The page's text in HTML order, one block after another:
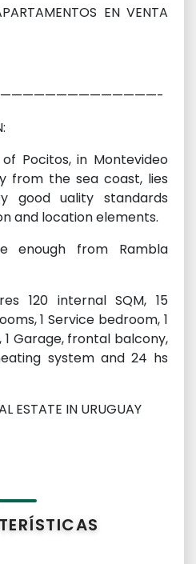
EN VENTA
Pocitos, in Montevideo
from the sea coast, lies
good uality standards
and location elements.
enough from Rambla
120 internal SQM, 15
1 Service bedroom, 1
Garage, frontal balcony,
system and 24 hs
ESTATE IN URUGUAY